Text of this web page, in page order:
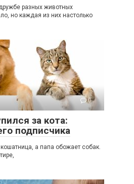
разных животных
но каждая из них настолько
0
за кота:
подписчика
а папа обожает собак.